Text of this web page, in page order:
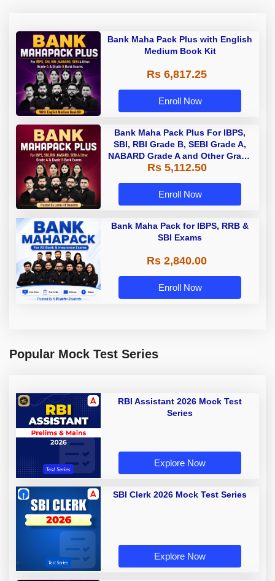
Bank Maha Pack Plus with English
Medium Book Kit
Rs 6,817.25
Enroll Now
Bank Maha Pack Plus For IBPS,
SBI, RBI Grade B, SEBI Grade A,
NABARD Grade A and Other Grade
A & Grade B Bank Exams
Rs 5,112.50
Enroll Now
Bank Maha Pack for IBPS, RRB &
SBI Exams
Rs 2,840.00
Enroll Now
Popular Mock Test Series
RBI Assistant 2026 Mock Test
Series
Explore Now
SBI Clerk 2026 Mock Test Series
Explore Now